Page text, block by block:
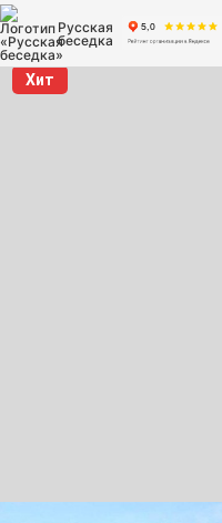
Русская
беседка
Хит